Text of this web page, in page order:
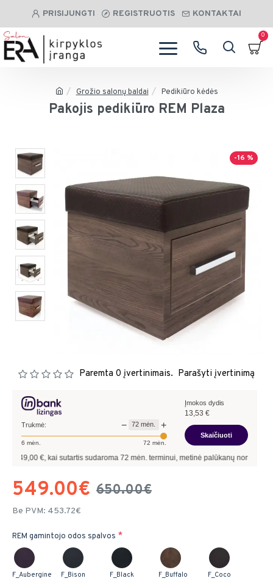
PRISIJUNGTI REGISTRUOTIS KONTAKTAI
0
Grožio salonų baldai Pedikiūro kėdės
Pakojis pedikiūro REM Plaza
-16 %
Paremta 0 įvertinimais. Parašyti įvertinimą
549.00€ 650.00€
Be PVM: 453.72€
REM gamintojo odos spalvos
F_Aubergine F_Bison F_Black F_Buffalo F_Coco
Trukmė: − 72 mėn. +
6 mėn. 72 mėn.
Įmokos dydis
13,53 €
Skaičiuoti
€, kai sutartis sudaroma72mėn. terminui, metinė palūkanų norma –13,90%